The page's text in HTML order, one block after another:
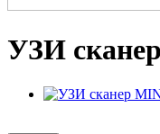
УЗИ